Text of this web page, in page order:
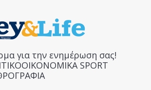
για την ενημέρωση σας!
SPORT